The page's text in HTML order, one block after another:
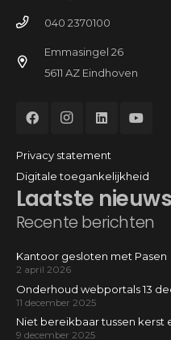
Laatste nieuws
Recente berichten
Kantoor gesloten met Pasen
2 april 2026
Onderhoud webportals 13
11 december 2025
Niet bereikbaar tussen kerst
9 december 2025
040 2370100
Emmasingel 26
5611 AZ Eindhoven
Privacy statement
Digitale toegankelijkheid